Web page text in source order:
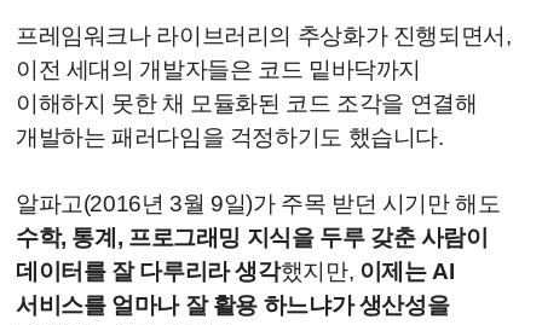
프레임워크나 라이브러리의 추상화가 진행되면서,
이전 세대의 개발자들은 코드 밑바닥까지
이해하지 못한 채 모듈화된 코드 조각을 연결해
개발하는 패러다임을 걱정하기도 했습니다.
알파고(2016년 3월 9일)가 주목 받던 시기만 해도
수학, 통계, 프로그래밍 지식을 두루 갖춘 사람이
데이터를 잘 다루리라 생각했지만, 이제는 AI
서비스를 얼마나 잘 활용 하느냐가 생산성을